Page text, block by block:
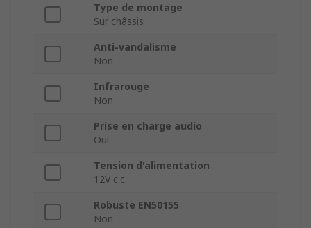
Type de montage
Sur châssis
Anti-vandalisme
Non
Infrarouge
Non
Prise en charge audio
Oui
Tension d'alimentation
12V c.c.
Robuste EN50155
Non